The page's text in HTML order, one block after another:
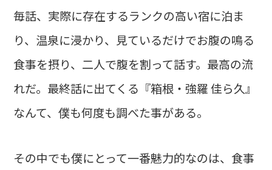
毎話、実際に存在するランクの高い宿に泊ま
り、温泉に浸かり、見ているだけでお腹の鳴る
食事を摂り、二人で腹を割って話す。最高の流
れだ。最終話に出てくる『箱根・強羅 佳ら久』
なんて、僕も何度も調べた事がある。
その中でも僕にとって一番魅力的なのは、食事